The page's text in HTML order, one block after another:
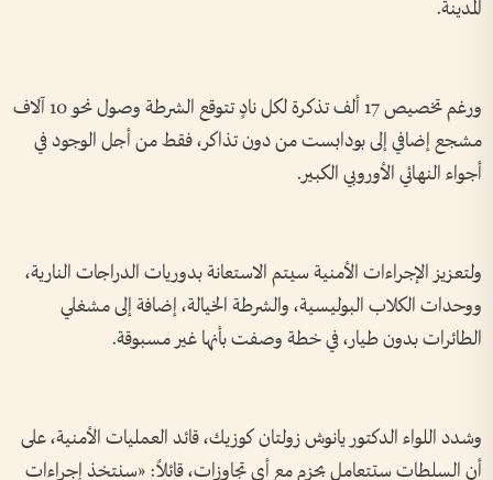
المدينة.
ورغم تخصيص 17 ألف تذكرة لكل نادٍ تتوقع الشرطة وصول نحو 10 آلاف
مشجع إضافي إلى بودابست من دون تذاكر، فقط من أجل الوجود في
أجواء النهائي الأوروبي الكبير.
ولتعزيز الإجراءات الأمنية سيتم الاستعانة بدوريات الدراجات النارية،
ووحدات الكلاب البوليسية، والشرطة الخيالة، إضافة إلى مشغلي
الطائرات بدون طيار، في خطة وصفت بأنها غير مسبوقة.
وشدد اللواء الدكتور يانوش زولتان كوزيك، قائد العمليات الأمنية، على
أن السلطات ستتعامل بحزم مع أي تجاوزات، قائلاً: «سنتخذ إجراءات